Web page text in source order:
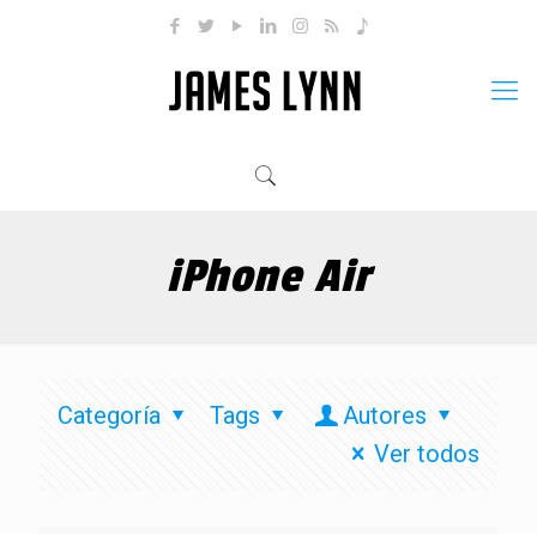
iPhone Air
Categoría Tags
Autores
Ver todos